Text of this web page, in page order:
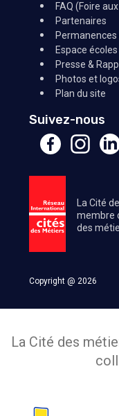
FAQ (Foire
Partenaires
Espace écoles
Presse &
Photos et
Plan du site
Suivez-nous
La Cité
membre
des
Copyright @ 2026
La Cité des